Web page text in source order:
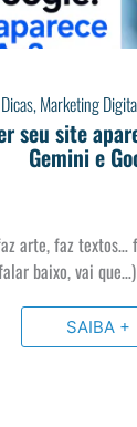
Dicas,Marketing
seu site
Gemini e
arte, faz textos…
baixo, vai
SAIBA +